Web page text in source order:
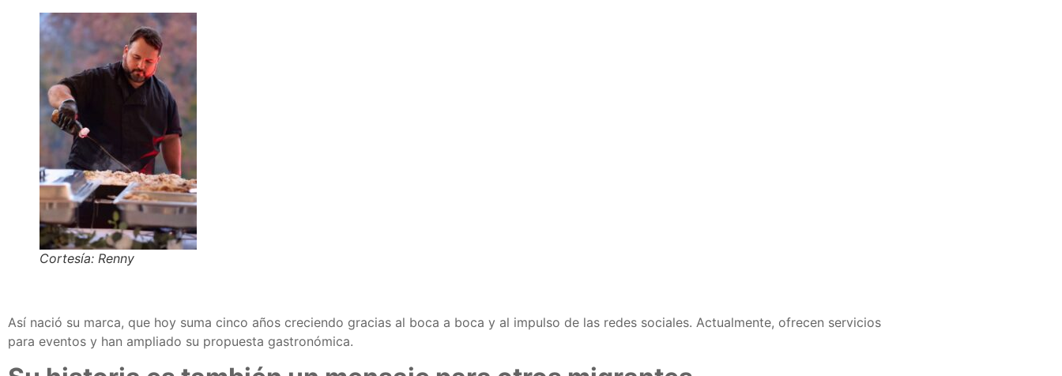
Cortesía: Renny
Así nació su marca, que hoy suma cinco años creciendo gracias al boca a boca y al impulso de las redes sociales. Actualmente, ofrecen servicios
para eventos y han ampliado su propuesta gastronómica.